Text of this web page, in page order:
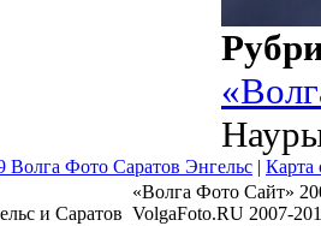
Фото Саратов Энгельс | Карта
и Саратов
«Волга Фото Сайт»
VolgaFoto.RU 2007-